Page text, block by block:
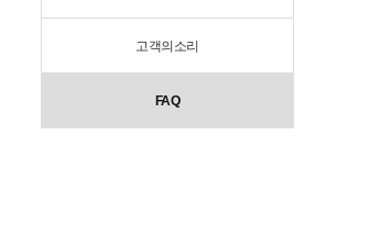
고객의소리
FAQ